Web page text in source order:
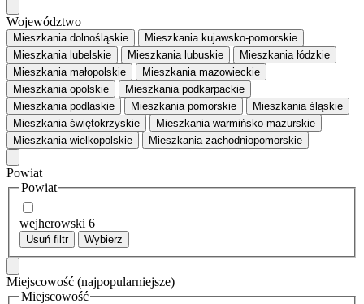
Województwo
Mieszkania dolnośląskie
Mieszkania kujawsko-pomorskie
Mieszkania lubelskie
Mieszkania lubuskie
Mieszkania łódzkie
Mieszkania małopolskie
Mieszkania mazowieckie
Mieszkania opolskie
Mieszkania podkarpackie
Mieszkania podlaskie
Mieszkania pomorskie
Mieszkania śląskie
Mieszkania świętokrzyskie
Mieszkania warmińsko-mazurskie
Mieszkania wielkopolskie
Mieszkania zachodniopomorskie
Powiat
Powiat
wejherowski 6
Usuń filtr Wybierz
Miejscowość (najpopularniejsze)
Miejscowość